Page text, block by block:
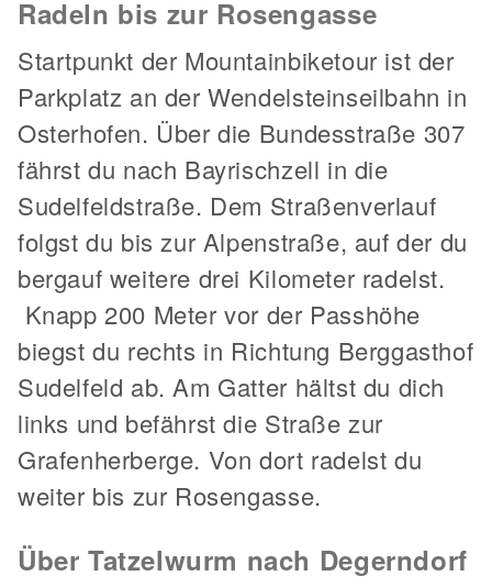
Radeln bis zur Rosengasse
Startpunkt der Mountainbiketour ist der
Parkplatz an der Wendelsteinseilbahn in
Osterhofen. Über die Bundesstraße 307
fährst du nach Bayrischzell in die
Sudelfeldstraße. Dem Straßenverlauf
folgst du bis zur Alpenstraße, auf der du
bergauf weitere drei Kilometer radelst.
Knapp 200 Meter vor der Passhöhe
biegst du rechts in Richtung Berggasthof
Sudelfeld ab. Am Gatter hältst du dich
links und befährst die Straße zur
Grafenherberge. Von dort radelst du
weiter bis zur Rosengasse.
Über Tatzelwurm nach Degerndorf